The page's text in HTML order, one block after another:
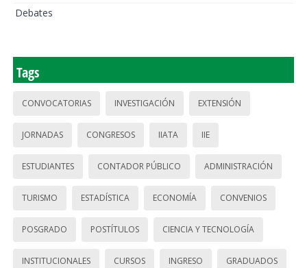
Debates
Tags
CONVOCATORIAS INVESTIGACIÓN EXTENSIÓN
JORNADAS CONGRESOS IIATA IIE
ESTUDIANTES CONTADOR PÚBLICO ADMINISTRACIÓN
TURISMO ESTADÍSTICA ECONOMÍA CONVENIOS
POSGRADO POSTÍTULOS CIENCIA Y TECNOLOGÍA
INSTITUCIONALES CURSOS INGRESO GRADUADOS